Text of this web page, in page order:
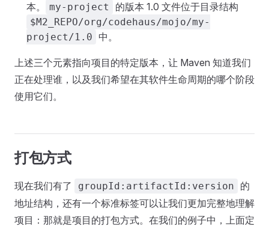
本。 my-project 的版本 1.0 文件位于目录结构
$M2_REPO/org/codehaus/mojo/my-
project/1.0
中。
上述三个元素指向项目的特定版本，让 Maven 知道我们
正在处理谁，以及我们希望在其软件生命周期的哪个阶段
使用它们。
打包方式
现在我们有了 groupId:artifactId:version
的
地址结构，还有一个标准标签可以让我们更加完整地理解
项目：那就是项目的打包方式。在我们的例子中，上面定